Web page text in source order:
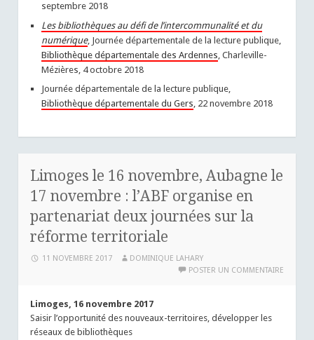
septembre 2018
Les bibliothèques au défi de l’intercommunalité et du
numérique, Journée départementale de la lecture publique,
Bibliothèque départementale des Ardennes , Charleville-
Mézières, 4 octobre 2018
Journée départementale de la lecture publique,
Bibliothèque départementale du Gers, 22 novembre 2018
Limoges le 16 novembre, Aubagne le
17 novembre : l’ABF organise en
partenariat deux journées sur la
réforme territoriale
11 NOVEMBRE 2017
DOMINIQUE LAHARY
POSTER UN COMMENTAIRE
Limoges, 16 novembre 2017
Saisir l’opportunité des nouveaux-territoires, développer les
réseaux de bibliothèques